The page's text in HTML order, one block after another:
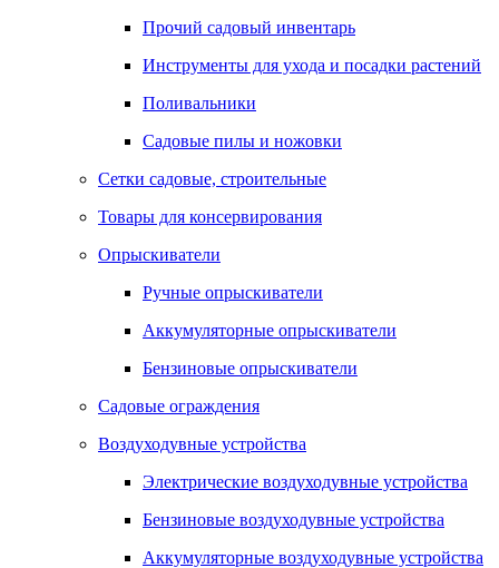
Прочий садовый инвентарь
Инструменты для ухода и посадки растений
Поливальники
Садовые пилы и ножовки
Сетки садовые, строительные
Товары для консервирования
Опрыскиватели
Ручные опрыскиватели
Аккумуляторные опрыскиватели
Бензиновые опрыскиватели
Садовые ограждения
Воздуходувные устройства
Электрические воздуходувные устройства
Бензиновые воздуходувные устройства
Аккумуляторные воздуходувные устройства